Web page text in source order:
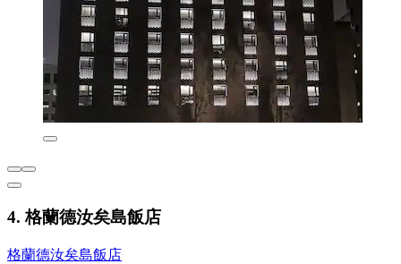
4. 格蘭德汝矣島飯店
格蘭德汝矣島飯店